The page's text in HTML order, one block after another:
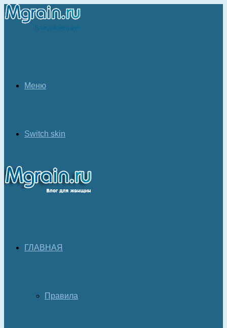
Меню
Switch skin
ГЛАВНАЯ
Правила